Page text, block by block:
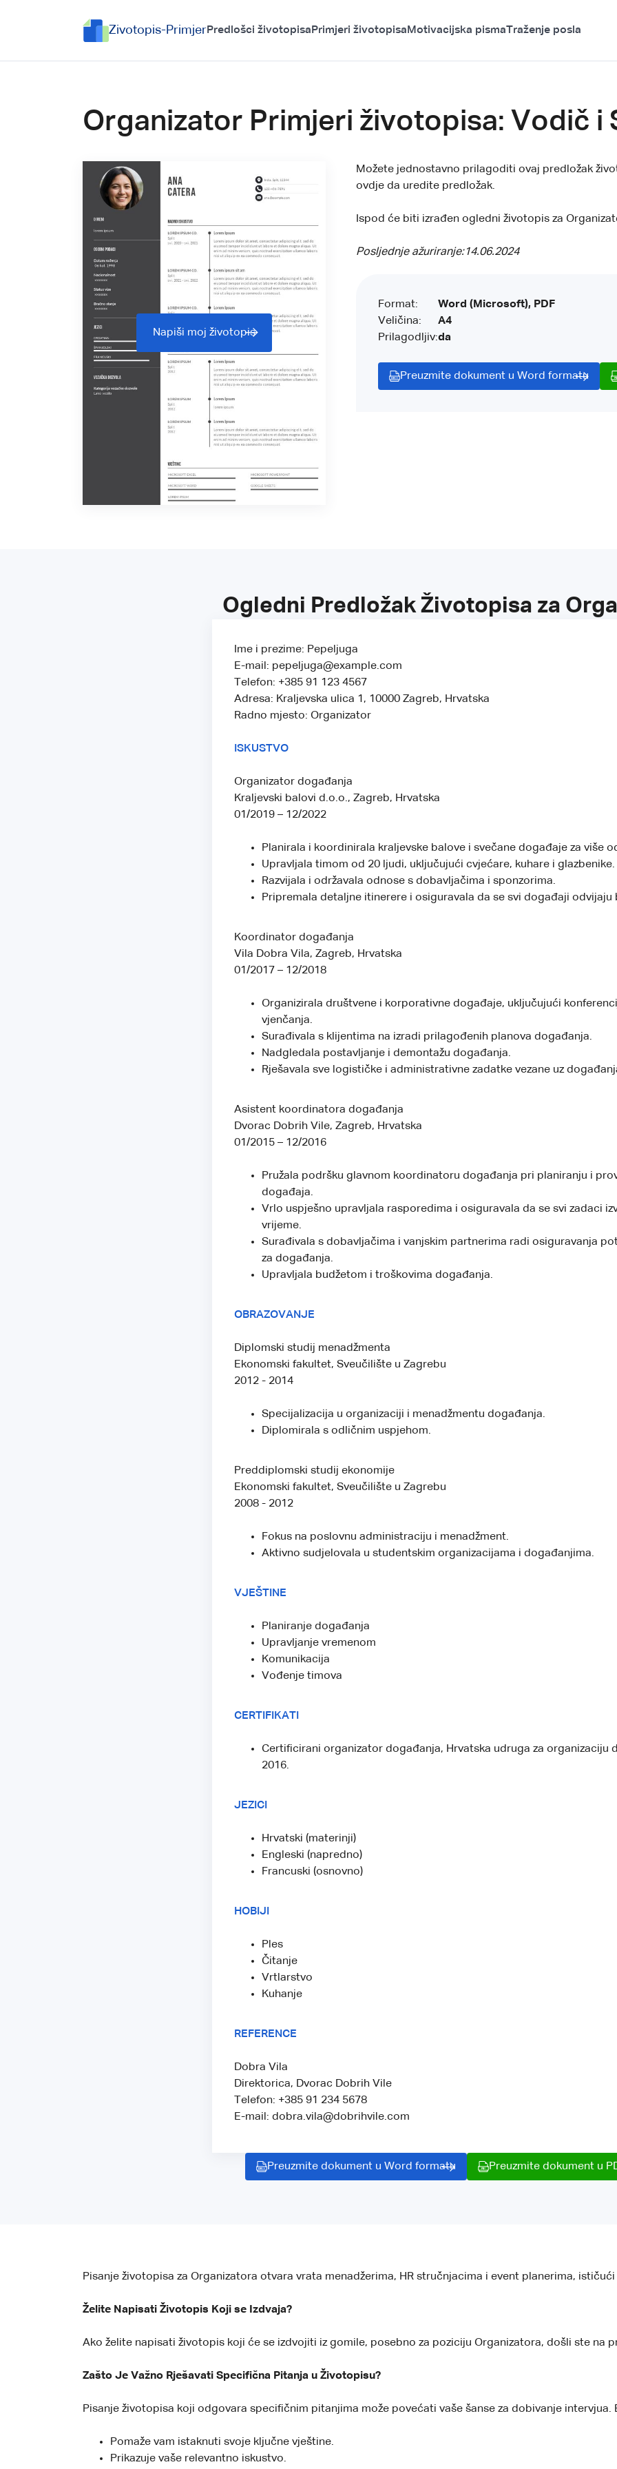
Zivotopis-PrimjerPredlošci životopisa Primjeri životopisa Motivacijska pismaTraženje posla
Organizator Primjeri životopisa: Vodič i
Napiši moj životopis
Možete jednostavno prilagoditi ovaj predložak
ovdje da uredite predložak.
Ispod će biti izrađen ogledni životopis za
Posljednje ažuriranje:14.06.2024
Format:
Veličina:
Prilagodljiv:
Word (Microsoft), PDF
A4
da
Preuzmite dokument u Word formatu
Ogledni Predložak Životopisa za
Ime i prezime: Pepeljuga
E-mail: pepeljuga@example.com
Telefon: +385 91 123 4567
Adresa: Kraljevska ulica 1, 10000 Zagreb, Hrvatska
Radno mjesto: Organizator
ISKUSTVO
Organizator događanja
Kraljevski balovi d.o.o., Zagreb, Hrvatska
01/2019 – 12/2022
Planirala i koordinirala kraljevske balove i svečane događaje za više
Upravljala timom od 20 ljudi, uključujući cvjećare, kuhare i glazbenike.
Razvijala i održavala odnose s dobavljačima i sponzorima.
Pripremala detaljne itinerere i osiguravala da se svi događaji odvijaju
Koordinator događanja
Vila Dobra Vila, Zagreb, Hrvatska
01/2017 – 12/2018
Organizirala društvene i korporativne događaje, uključujući
vjenčanja.
Surađivala s klijentima na izradi prilagođenih planova događanja.
Nadgledala postavljanje i demontažu događanja.
Rješavala sve logističke i administrativne zadatke vezane uz
Asistent koordinatora događanja
Dvorac Dobrih Vile, Zagreb, Hrvatska
01/2015 – 12/2016
Pružala podršku glavnom koordinatoru događanja pri planiranju i
događaja.
Vrlo uspješno upravljala rasporedima i osiguravala da se svi zadaci
vrijeme.
Surađivala s dobavljačima i vanjskim partnerima radi osiguravanja
za događanja.
Upravljala budžetom i troškovima događanja.
OBRAZOVANJE
Diplomski studij menadžmenta
Ekonomski fakultet, Sveučilište u Zagrebu
2012 - 2014
Specijalizacija u organizaciji i menadžmentu događanja.
Diplomirala s odličnim uspjehom.
Preddiplomski studij ekonomije
Ekonomski fakultet, Sveučilište u Zagrebu
2008 - 2012
Fokus na poslovnu administraciju i menadžment.
Aktivno sudjelovala u studentskim organizacijama i događanjima.
VJEŠTINE
Planiranje događanja
Upravljanje vremenom
Komunikacija
Vođenje timova
CERTIFIKATI
Certificirani organizator događanja, Hrvatska udruga za organizaciju
2016.
JEZICI
Hrvatski (materinji)
Engleski (napredno)
Francuski (osnovno)
HOBIJI
Ples
Čitanje
Vrtlarstvo
Kuhanje
REFERENCE
Dobra Vila
Direktorica, Dvorac Dobrih Vile
Telefon: +385 91 234 5678
E-mail: dobra.vila@dobrihvile.com
Preuzmite dokument u Word formatu Preuzmite dokument u
Pisanje životopisa za Organizatora otvara vrata menadžerima, HR stručnjacima i event planerima,
Želite Napisati Životopis Koji se Izdvaja?
Ako želite napisati životopis koji će se izdvojiti iz gomile, posebno za poziciju Organizatora, došli ste na
Zašto Je Važno Rješavati Specifična Pitanja u Životopisu?
Pisanje životopisa koji odgovara specifičnim pitanjima može povećati vaše šanse za dobivanje intervjua.
Pomaže vam istaknuti svoje ključne vještine.
Prikazuje vaše relevantno iskustvo.